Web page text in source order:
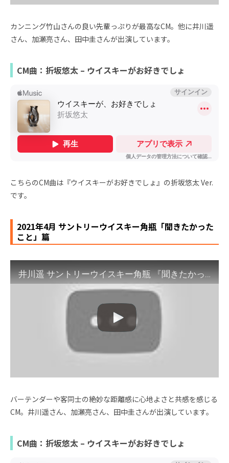
カンニング竹山さんの良い先輩っぷりが最高なCM。他に井川遥
さん、加瀬亮さん、田中圭さんが出演しています。
CM曲：折坂悠太 – ウイスキーがお好きでしょ
こちらのCM曲は『ウイスキーがお好きでしょ』の折坂悠太 Ver.
です。
2021年4月 サントリーウイスキー角瓶「聞きたかった
こと」篇
井川遥 サントリーウイスキー角瓶 『聞きたかったこと』篇 30秒 角ハイボールCM
バーテンダーや客同士の絶妙な距離感に心地よさと共感を感じる
CM。井川遥さん、加瀬亮さん、田中圭さんが出演しています。
CM曲：折坂悠太 – ウイスキーがお好きでしょ